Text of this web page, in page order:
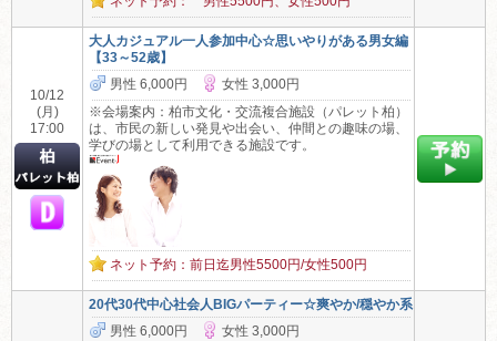
10/12
(月)
17:00
大人カジュアル一人参加中心☆思いやりがある男女編
【33～52歳】
男性 6,000円
女性 3,000円
※会場案内：柏市文化・交流複合施設（パレット柏）
は、市民の新しい発見や出会い、仲間との趣味の場、
学びの場として利用できる施設です。
ネット予約：前日迄男性5500円/女性500円
20代30代中心社会人BIGパーティー☆爽やか/穏やか系
男性 6,000円
女性 3,000円